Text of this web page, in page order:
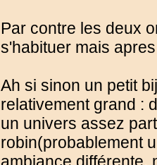
Par contre les deux
s'habituer mais
Ah si sinon un petit
relativement grand :
un univers assez
robin(probablement